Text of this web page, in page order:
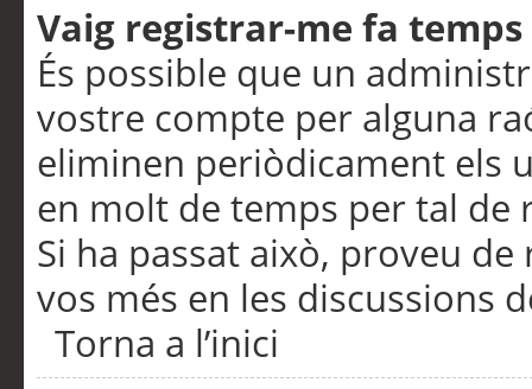
Vaig registrar-me fa
És possible que un
vostre compte per alguna
eliminen periòdicament els
en molt de temps per tal de
Si ha passat això, proveu
vos més en les discussions
Torna a l’inici